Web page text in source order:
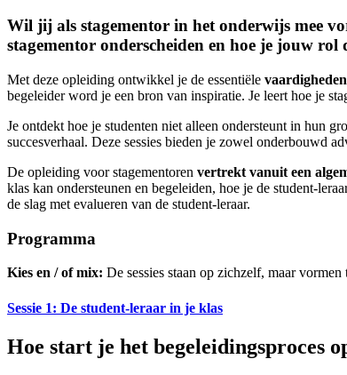
Wil jij als stagementor in het onderwijs mee
stagementor onderscheiden en hoe je jouw
Met deze opleiding ontwikkel je de essentiële vaardigheden
begeleider word je een bron van inspiratie. Je leert hoe je
Je ontdekt hoe je studenten niet alleen ondersteunt in hun
succesverhaal. Deze sessies bieden je zowel onderbouwd
De opleiding voor stagementoren vertrekt vanuit een
klas kan ondersteunen en begeleiden, hoe je de student-
de slag met evalueren van de student-leraar.
Programma
Kies en / of mix: De sessies staan op zichzelf, maar
Sessie 1: De student-leraar in je klas
Hoe start je het begeleidingsproces